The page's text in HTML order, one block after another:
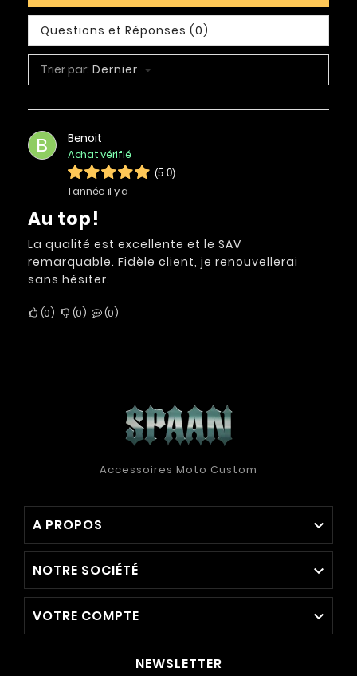
Questions et Réponses (0)
Trier par: Dernier
B Benoit
Achat vérifié
(5.0)
1 année il y a
Au top!
La qualité est excellente et le SAV
remarquable. Fidèle client, je renouvellerai
sans hésiter.
0 0 0
Accessoires Moto Custom
A PROPOS 
NOTRE SOCIÉTÉ 
VOTRE COMPTE 
NEWSLETTER